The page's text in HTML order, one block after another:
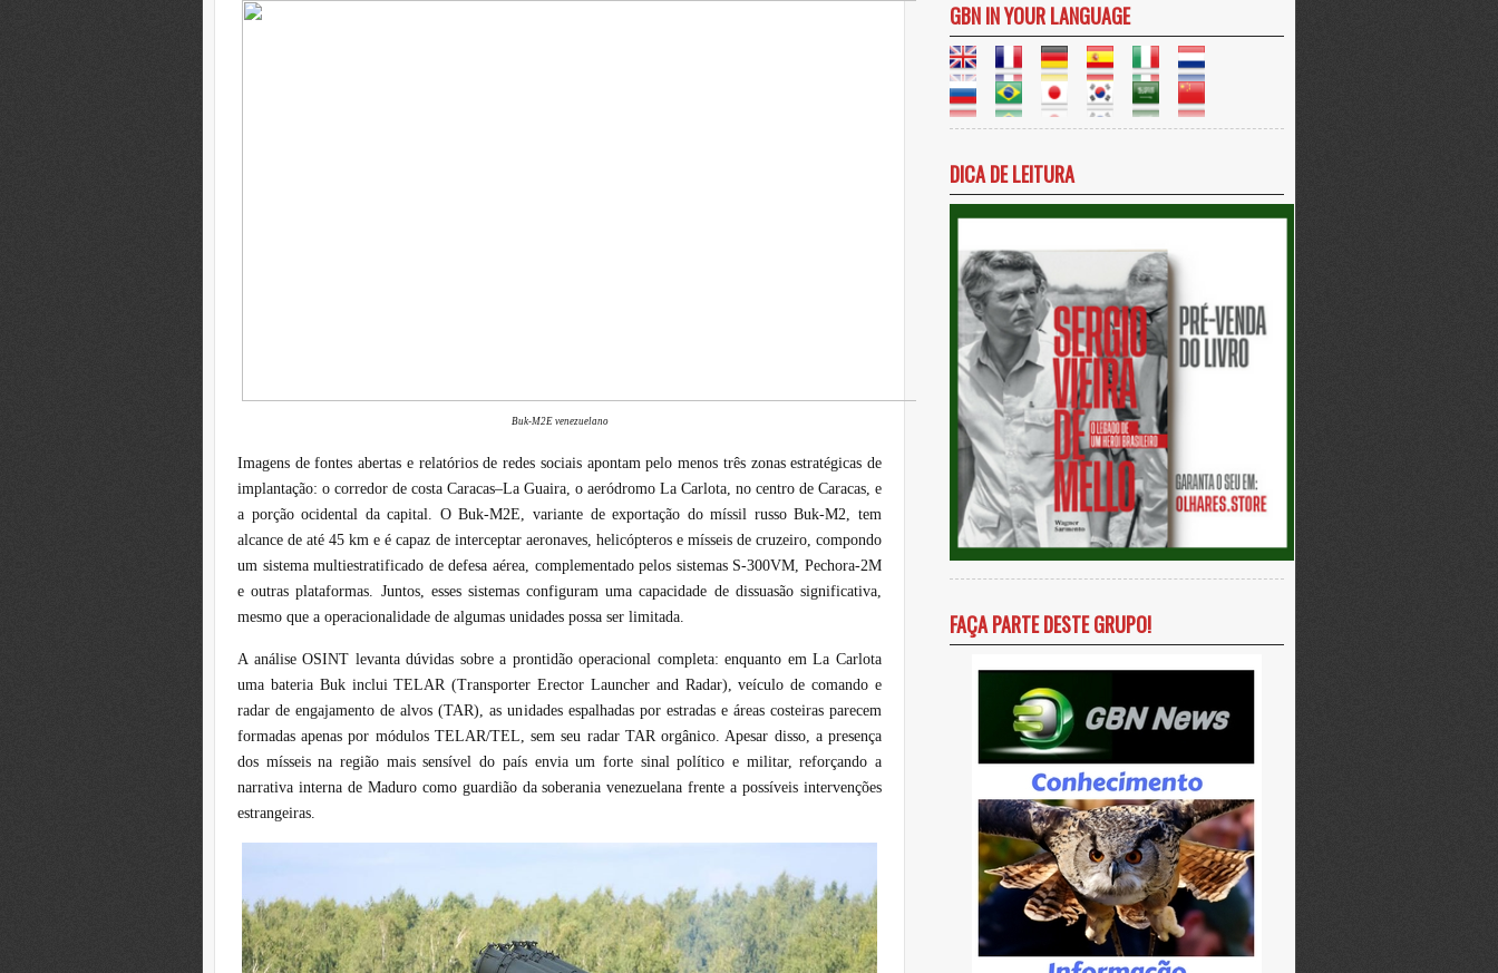
Buk-M2E venezuelano
Imagens de fontes abertas e relatórios de redes sociais apontam pelo menos três zonas estratégicas de
implantação: o corredor de costa Caracas–La Guaira, o aeródromo La Carlota, no centro de Caracas, e
a porção ocidental da capital. O Buk-M2E, variante de exportação do míssil russo Buk-M2, tem
alcance de até 45 km e é capaz de interceptar aeronaves, helicópteros e mísseis de cruzeiro, compondo
um sistema multiestratificado de defesa aérea, complementado pelos sistemas S-300VM, Pechora-2M
e outras plataformas. Juntos, esses sistemas configuram uma capacidade de dissuasão significativa,
mesmo que a operacionalidade de algumas unidades possa ser limitada.
A análise OSINT levanta dúvidas sobre a prontidão operacional completa: enquanto em La Carlota
uma bateria Buk inclui TELAR (Transporter Erector Launcher and Radar), veículo de comando e
radar de engajamento de alvos (TAR), as unidades espalhadas por estradas e áreas costeiras parecem
formadas apenas por módulos TELAR/TEL, sem seu radar TAR orgânico. Apesar disso, a presença
dos mísseis na região mais sensível do país envia um forte sinal político e militar, reforçando a
narrativa interna de Maduro como guardião da soberania venezuelana frente a possíveis intervenções
estrangeiras.
GBN IN YOUR LANGUAGE
DICA DE LEITURA
FAÇA PARTE DESTE GRUPO!